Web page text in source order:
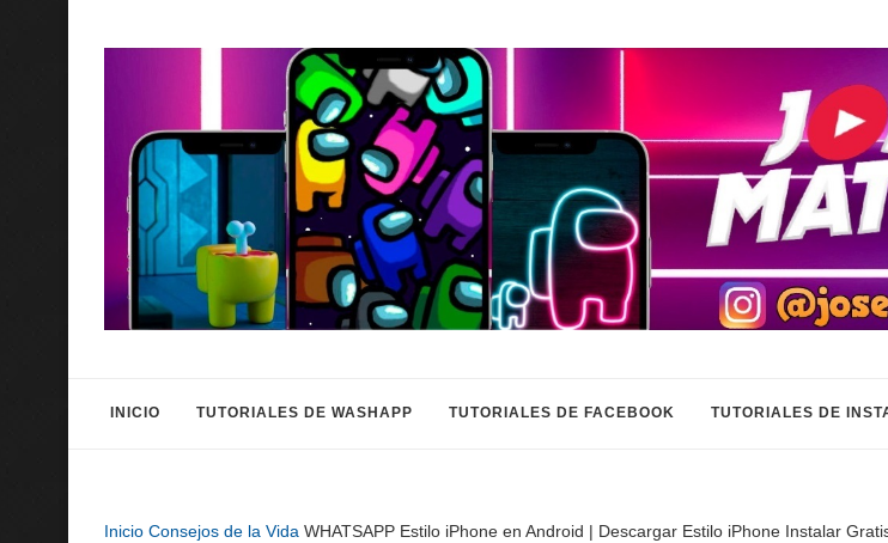
INICIO TUTORIALES DE WASHAPP TUTORIALES DE FACEBOOK TUTORIALES DE
Inicio Consejos de la Vida WHATSAPP Estilo iPhone en Android | Descargar Estilo iPhone Instalar